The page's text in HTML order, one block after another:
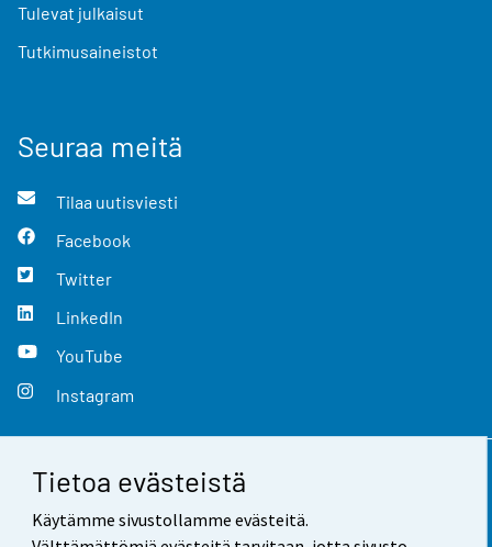
Tietoa evästeistä
Käytämme sivustollamme evästeitä.
Tulevat julkaisut
Tutkimusaineistot
Seuraa meitä
Tilaa uutisviesti
Facebook
Twitter
LinkedIn
YouTube
Instagram
Yhteystiedot
Palaute